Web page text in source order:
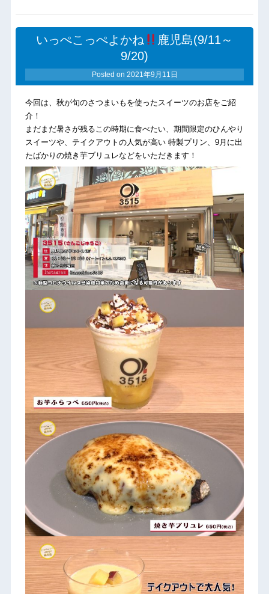
いっぺこっぺよかね
鹿児島(9/11～
9/20)
Posted on 2021年9月11日
今回は、秋が旬のさつまいもを使ったスイーツのお店をご紹
介！
まだまだ暑さが残るこの時期に食べたい、期間限定のひんやり
スイーツや、テイクアウトの人気が高い 特製プリン、9月に出
たばかりの焼き芋ブリュレなどをいただきます！